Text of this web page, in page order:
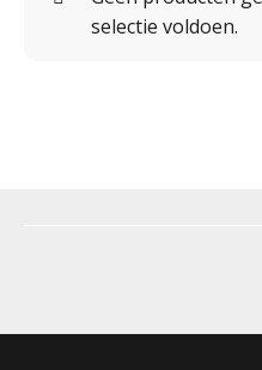
selectie voldoen.